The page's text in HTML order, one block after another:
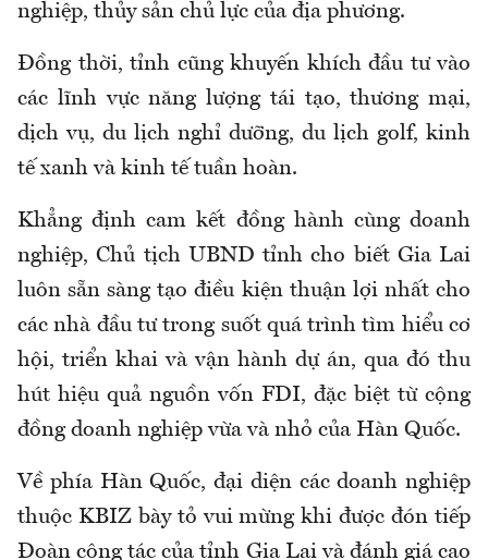
nghiệp, thủy sản chủ lực của địa phương.
Đồng thời, tỉnh cũng khuyến khích đầu tư vào
các lĩnh vực năng lượng tái tạo, thương mại,
dịch vụ, du lịch nghỉ dưỡng, du lịch golf, kinh
tế xanh và kinh tế tuần hoàn.
Khẳng định cam kết đồng hành cùng doanh
nghiệp, Chủ tịch UBND tỉnh cho biết Gia Lai
luôn sẵn sàng tạo điều kiện thuận lợi nhất cho
các nhà đầu tư trong suốt quá trình tìm hiểu cơ
hội, triển khai và vận hành dự án, qua đó thu
hút hiệu quả nguồn vốn FDI, đặc biệt từ cộng
đồng doanh nghiệp vừa và nhỏ của Hàn Quốc.
Về phía Hàn Quốc, đại diện các doanh nghiệp
thuộc KBIZ bày tỏ vui mừng khi được đón tiếp
Đoàn công tác của tỉnh Gia Lai và đánh giá cao